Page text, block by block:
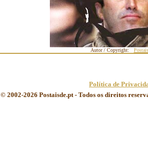
Autor / Copyright:
Política de
© 2002-2026 Postaisde.pt - Todos os direitos